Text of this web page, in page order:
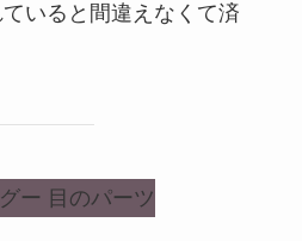
いると間違えなくて済